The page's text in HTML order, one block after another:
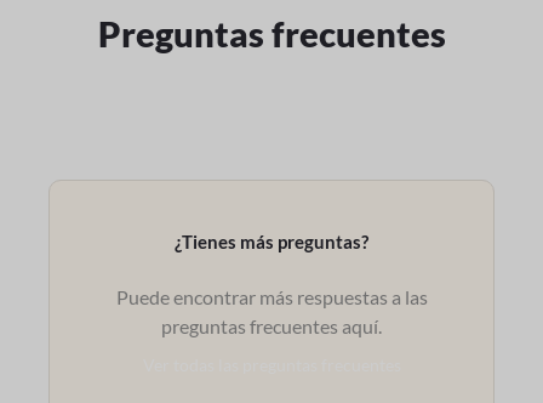
Preguntas frecuentes
¿Tienes más preguntas?
Puede encontrar más respuestas a las
preguntas frecuentes aquí.